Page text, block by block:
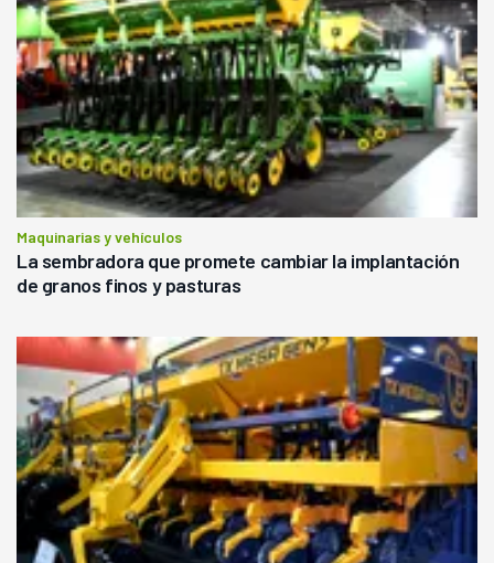
Maquinarias y vehículos
La sembradora que promete cambiar la implantación
de granos finos y pasturas